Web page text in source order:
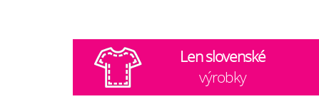
Len slovenské
výrobky